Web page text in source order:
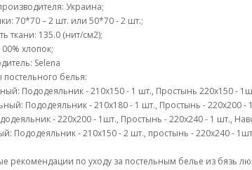
Украина;
70*70 – 2 шт. или 50*70 - 2 шт.;
ткани: 135.0 (нит/см2);
хлопок;
Selena
белья:
Пододеяльник - 210х150 - 1 шт., Простынь 220х150 -
Пододеяльник - 210х180 - 1 шт., Простынь - 220х200
- 220х200 - 1шт., Простынь - 220х240 - 1 шт.,
Пододеяльник - 210х150 - 2 шт., простынь - 220х240 -
рекомендации по уходу за постельным белье из бязь